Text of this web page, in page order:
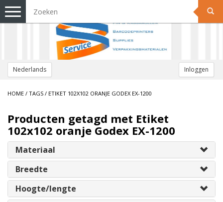
Nederlands Inloggen
Toggle
navigation
HOME / TAGS / ETIKET 102X102 ORANJE GODEX EX-1200
Producten getagd met Etiket
102x102 oranje Godex EX-1200
Materiaal
Breedte
Hoogte/lengte